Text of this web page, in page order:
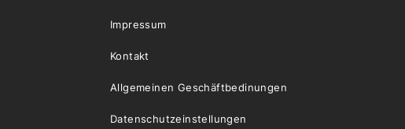
Impressum
Kontakt
Allgemeinen Geschäftbedinungen
Datenschutzeinstellungen